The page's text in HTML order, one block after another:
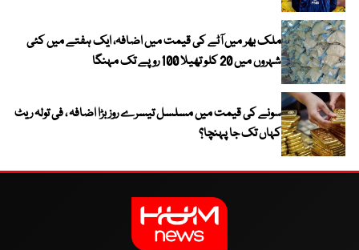
ملک بھر میں آٹے کی قیمت میں اضافہ، ایک ہفتے میں کئی
شہروں میں 20 کلو تھیلا 100 روپے تک مہنگا
سونے کی قیمت میں مسلسل تیسرے روز بڑا اضافہ ، فی تولہ ریٹ
کہاں تک جا پہنچا؟